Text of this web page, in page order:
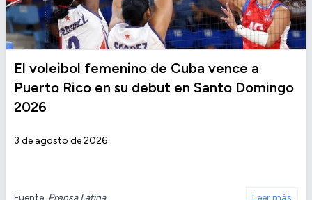
El voleibol femenino de Cuba vence a
Puerto Rico en su debut en Santo Domingo
2026
3 de agosto de 2026
Fuente: Prensa Latina Leer más